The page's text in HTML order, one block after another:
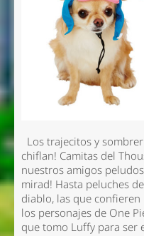
Los trajecitos y
chiflan! Camitas del
nuestros amigos
mirad! Hasta peluches
diablo, las que
los personajes de One
que tomo Luffy para ser